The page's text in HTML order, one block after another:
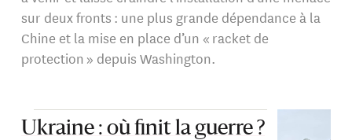
sur deux fronts : une plus grande dépendance à la
Chine et la mise en place d’un « racket de
protection » depuis Washington.
Ukraine : où finit la guerre ?